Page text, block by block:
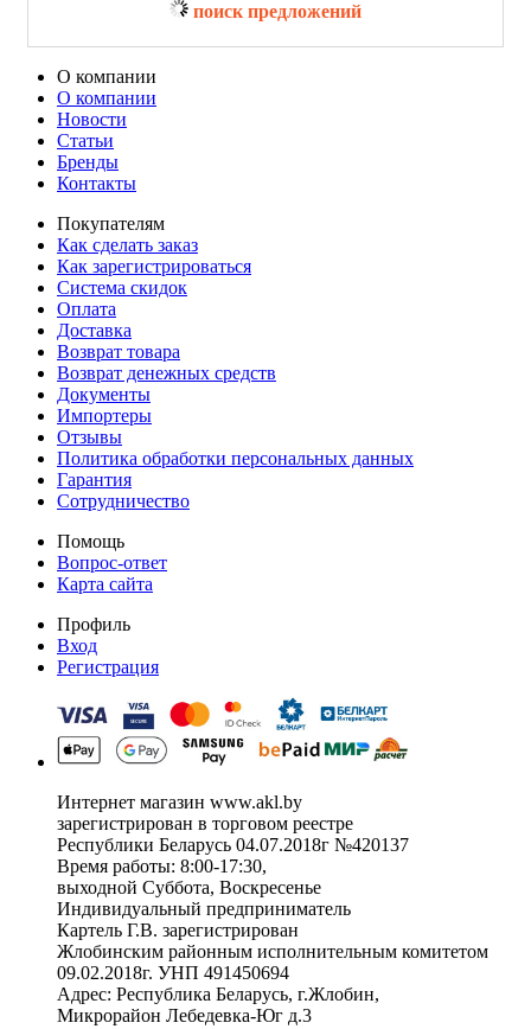
поиск предложений
О компании
О компании
Новости
Статьи
Бренды
Контакты
Покупателям
Как сделать заказ
Как зарегистрироваться
Система скидок
Оплата
Доставка
Возврат товара
Возврат денежных средств
Документы
Импортеры
Отзывы
Политика обработки персональных данных
Гарантия
Сотрудничество
Помощь
Вопрос-ответ
Карта сайта
Профиль
Вход
Регистрация
Интернет магазин www.akl.by
зарегистрирован в торговом реестре
Республики Беларусь 04.07.2018г №420137
Время работы: 8:00-17:30,
выходной Суббота, Воскресенье
Индивидуальный предприниматель
Картель Г.В. зарегистрирован
Жлобинским районным исполнительным комитетом
09.02.2018г. УНП 491450694
Адрес: Республика Беларусь, г.Жлобин,
Микрорайон Лебедевка-Юг д.3